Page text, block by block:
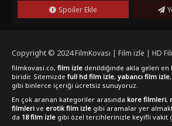
Spoiler Ekle
Copyright © 2024FilmKovası | Film izle | HD
filmkovasi.co, film izle denildiğinde akla gelen
biridir. Sitemizde full hd film izle, yabancı film izle,
gibi binlerce içeriği ücretsiz sunuyoruz.
En çok aranan kategoriler arasında kore filmleri,
filmleri ve erotik film izle gibi aramalar yer
da 18 film izle gibi özel tercihlerinizle keyifli vakit